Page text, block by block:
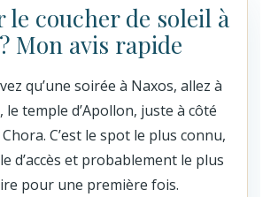
le coucher de soleil à
Mon avis rapide
qu’une soirée à Naxos, allez à
, le temple d’Apollon, juste à côté
C’est le spot le plus connu,
d’accès et probablement le plus
pour une première fois.